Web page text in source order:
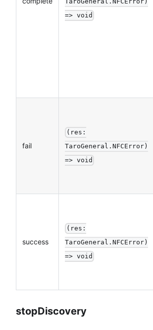
=> void
fail
(res:
TaroGeneral.NFCError)
=> void
success
(res:
TaroGeneral.NFCError)
=> void
stopDiscovery